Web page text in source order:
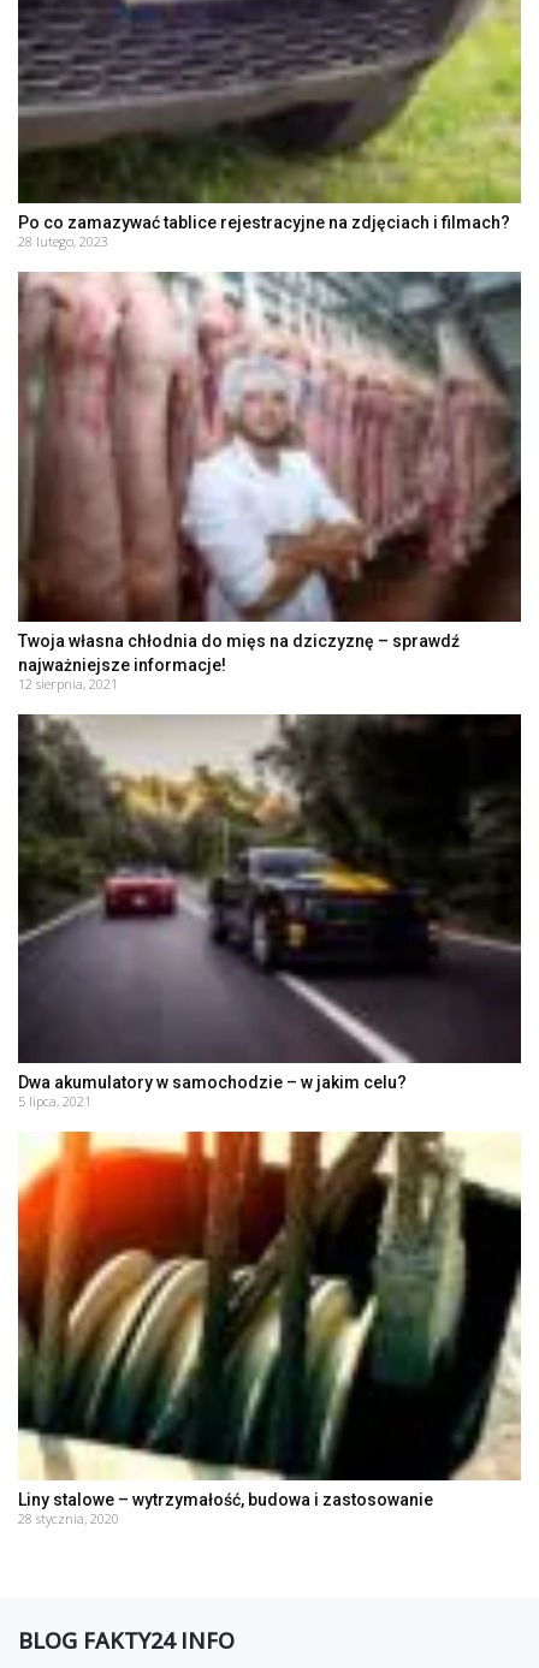
Po co zamazywać tablice rejestracyjne na zdjęciach i filmach?
28 lutego, 2023
Twoja własna chłodnia do mięs na dziczyznę – sprawdź
najważniejsze informacje!
12 sierpnia, 2021
Dwa akumulatory w samochodzie – w jakim celu?
5 lipca, 2021
Liny stalowe – wytrzymałość, budowa i zastosowanie
28 stycznia, 2020
BLOG FAKTY24 INFO